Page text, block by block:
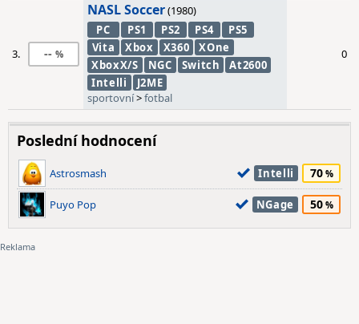
3. --
NASL Soccer(1980)
PC
PS1 PS2 PS4
PS5
Vita
Xbox X360
XOne
XboxX/S
NGC Switch
At2600
Intelli
J2ME
sportovní>fotbal
0
Poslední hodnocení
Astrosmash Intelli 70
Puyo Pop NGage 50